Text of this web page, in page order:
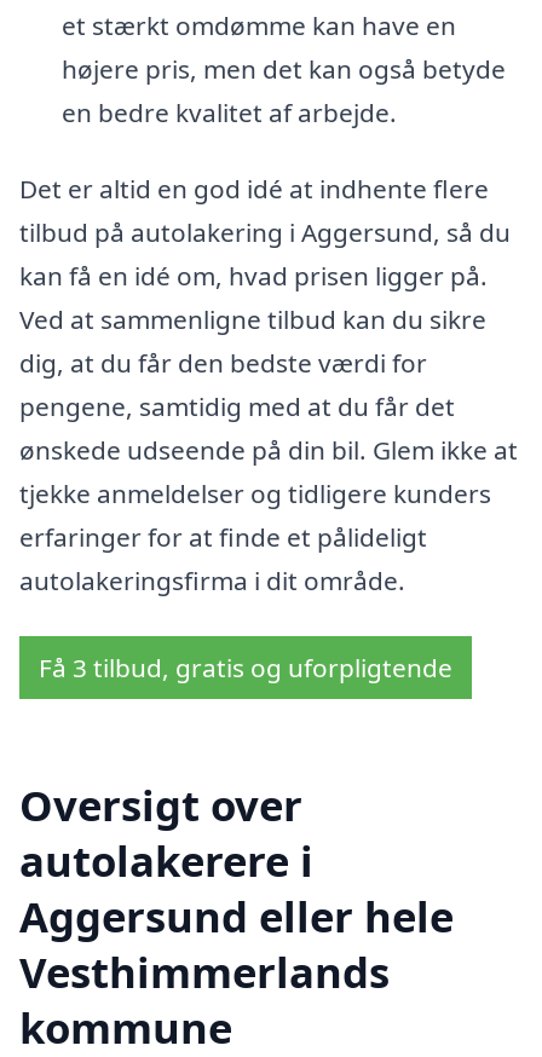
et stærkt omdømme kan have en
højere pris, men det kan også betyde
en bedre kvalitet af arbejde.
Det er altid en god idé at indhente flere
tilbud på autolakering i Aggersund, så du
kan få en idé om, hvad prisen ligger på.
Ved at sammenligne tilbud kan du sikre
dig, at du får den bedste værdi for
pengene, samtidig med at du får det
ønskede udseende på din bil. Glem ikke at
tjekke anmeldelser og tidligere kunders
erfaringer for at finde et pålideligt
autolakeringsfirma i dit område.
Få 3 tilbud, gratis og uforpligtende
Oversigt over
autolakerere i
Aggersund eller hele
Vesthimmerlands
kommune